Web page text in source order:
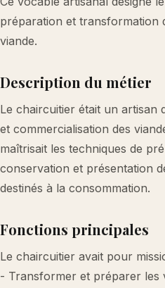
préparation et transformation
viande.
Description du métier
Le chaircuitier était un artisan
et commercialisation des
maîtrisait les techniques de
conservation et présentation
destinés à la consommation.
Fonctions principales
Le chaircuitier avait pour
- Transformer et préparer les